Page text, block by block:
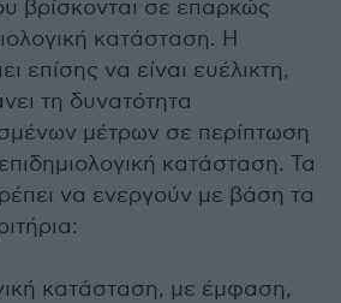
βρίσκονται σε επαρκώς
κατάσταση. Η
επίσης να είναι ευέλικτη,
τη δυνατότητα
μέτρων σε περίπτωση
κατάσταση. Τα
να ενεργούν με βάση τα
κατάσταση, με έμφαση,